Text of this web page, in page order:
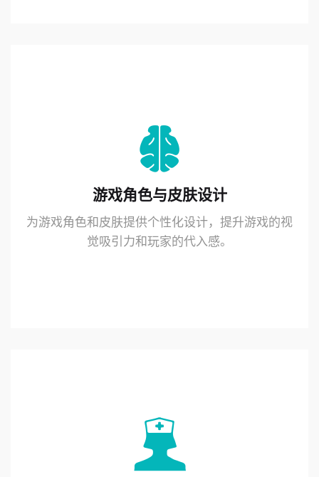
游戏角色与皮肤设计
为游戏角色和皮肤提供个性化设计，提升游戏的视
觉吸引力和玩家的代入感。